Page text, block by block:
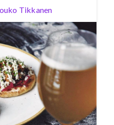
Tikkanen
jälleen kaksi
SM-kisassa
myötä
toimituksiaan.
nyt tilata
ja ravintoloihin
Tuotteet ovat
julkaisi Penttilän